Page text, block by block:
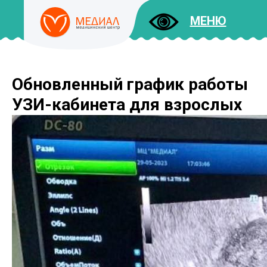
МЕНЮ
ДОКУМЕНТЫ
И ЦЕНЫ
Обновленный график работы
УЗИ-кабинета для взрослых